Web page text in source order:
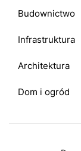
Budownictwo
Infrastruktura
Architektura
Dom i ogród